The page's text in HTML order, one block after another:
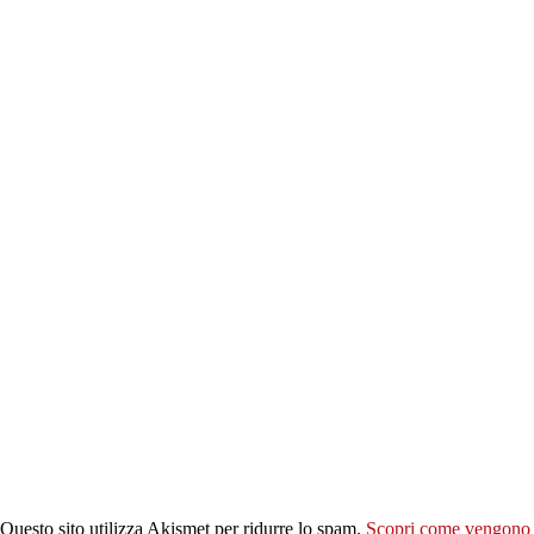
Questo sito utilizza Akismet per ridurre lo spam. Scopri come